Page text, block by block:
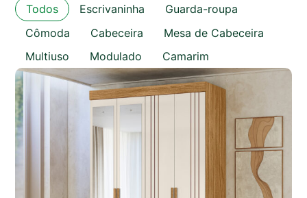
Escrivaninha
Guarda-roupa
Cômoda
Cabeceira
Mesa de Cabeceira
Multiuso
Modulado Camarim
Todos